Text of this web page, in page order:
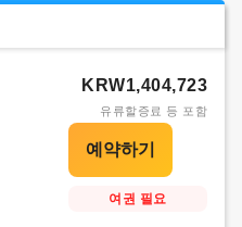
KRW1,404,723
유류할증료 등 포함
여권 필요